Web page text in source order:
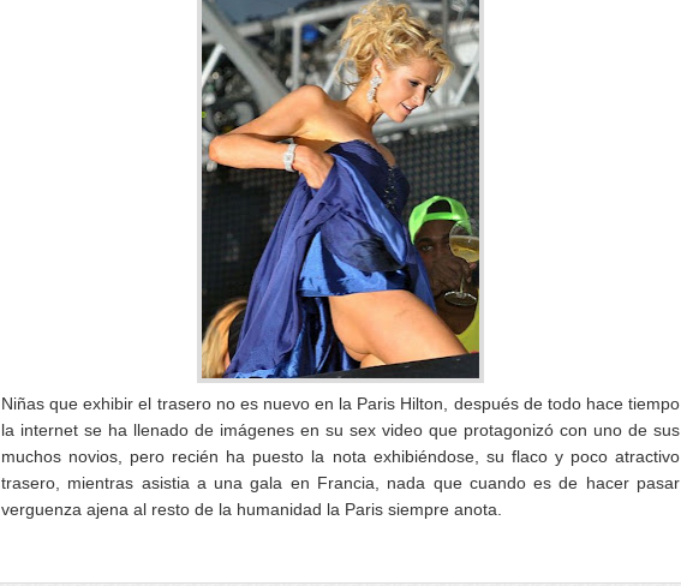
Niñas que exhibir el trasero no es nuevo en la Paris Hilton, después de todo hace tiempo
la internet se ha llenado de imágenes en su sex video que protagonizó con uno de sus
muchos novios, pero recién ha puesto la nota exhibiéndose, su flaco y poco atractivo
trasero, mientras asistia a una gala en Francia, nada que cuando es de hacer pasar
verguenza ajena al resto de la humanidad la Paris siempre anota.